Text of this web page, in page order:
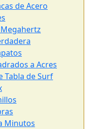
de Acero
a Acres
Tabla de Surf
Minutos